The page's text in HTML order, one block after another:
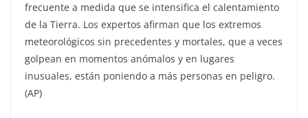
frecuente a medida que se intensifica el calentamiento
de la Tierra. Los expertos afirman que los extremos
meteorológicos sin precedentes y mortales, que a veces
golpean en momentos anómalos y en lugares
inusuales, están poniendo a más personas en peligro.
(AP)